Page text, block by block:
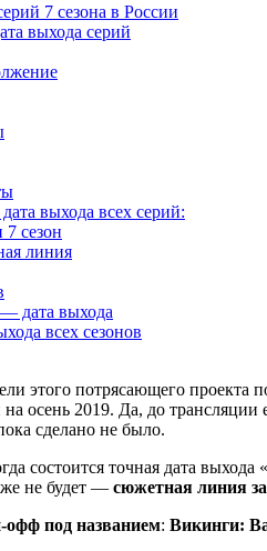
7 сезона в России
выхода серий
выхода всех серий:
сезон
линия
дата выхода
всех сезонов
этого потрясающего проекта
осень 2019. Да, до
сделано не было.
состоится точная дата
не будет — сюжетная линия
под названием: Викинги: